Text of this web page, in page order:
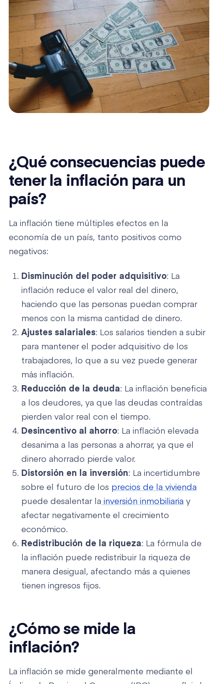
¿Qué consecuencias puede
tener la inflación para un
país?
La inflación tiene múltiples efectos en la
economía de un país, tanto positivos como
negativos:
Disminución del poder adquisitivo: La
inflación reduce el valor real del dinero,
haciendo que las personas puedan comprar
menos con la misma cantidad de dinero.
Ajustes salariales: Los salarios tienden a subir
para mantener el poder adquisitivo de los
trabajadores, lo que a su vez puede generar
más inflación.
Reducción de la deuda: La inflación beneficia
a los deudores, ya que las deudas contraídas
pierden valor real con el tiempo.
Desincentivo al ahorro: La inflación elevada
desanima a las personas a ahorrar, ya que el
dinero ahorrado pierde valor.
Distorsión en la inversión: La incertidumbre
sobre el futuro de los precios de la vivienda
puede desalentar la inversión inmobiliaria y
afectar negativamente el crecimiento
económico.
Redistribución de la riqueza: La fórmula de
la inflación puede redistribuir la riqueza de
manera desigual, afectando más a quienes
tienen ingresos fijos.
¿Cómo se mide la
inflación?
La inflación se mide generalmente mediante el